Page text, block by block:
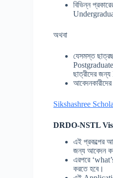
বিভিন্ন
অথবা
যেসমস্ত
ছাত্রীদের
Sikshashree
DRDO-NSTL
এই প্রকল্পের
জন্য আবেদন
এরপরে
করতে হবে।